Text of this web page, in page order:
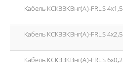
Кабель КСКВВКВнг(А)-FRLS 4x1,5
Кабель КСКВВКВнг(А)-FRLS 4x2,5
Кабель КСКВВКВнг(А)-FRLS 6x0,2